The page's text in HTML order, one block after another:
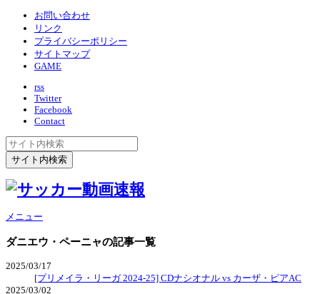
お問い合わせ
リンク
プライバシーポリシー
サイトマップ
GAME
rss
Twitter
Facebook
Contact
メニュー
ダニエウ・ペーニャの記事一覧
2025/03/17
[プリメイラ・リーガ 2024-25] CDナシオナル vs カーザ・ピアAC
2025/03/02